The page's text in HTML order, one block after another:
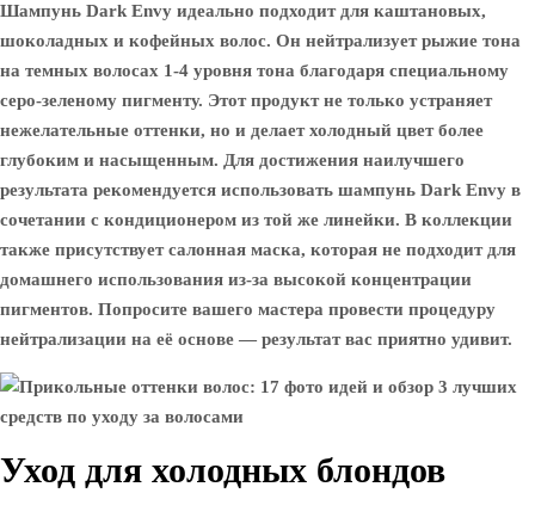
Шампунь Dark Envy идеально подходит для каштановых,
шоколадных и кофейных волос. Он нейтрализует рыжие тона
на темных волосах 1-4 уровня тона благодаря специальному
серо-зеленому пигменту. Этот продукт не только устраняет
нежелательные оттенки, но и делает холодный цвет более
глубоким и насыщенным. Для достижения наилучшего
результата рекомендуется использовать шампунь Dark Envy в
сочетании с кондиционером из той же линейки. В коллекции
также присутствует салонная маска, которая не подходит для
домашнего использования из-за высокой концентрации
пигментов. Попросите вашего мастера провести процедуру
нейтрализации на её основе — результат вас приятно удивит.
Уход для холодных блондов